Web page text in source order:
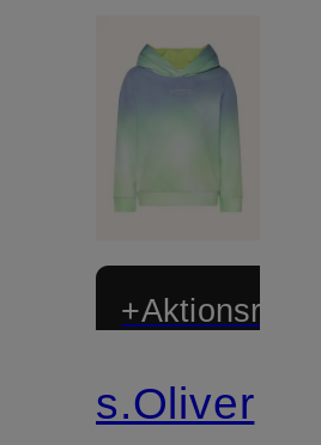
+Aktionsrabatt
s.Oliver